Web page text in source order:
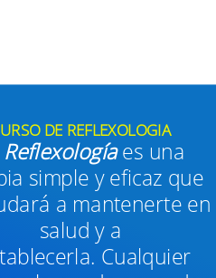
DE REFLEXOLOGIA
Reflexología es una
simple y eficaz que
a mantenerte en
salud y a
Cualquier